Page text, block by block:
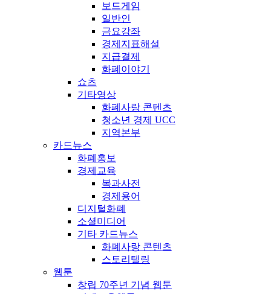
보드게임
일반인
금요강좌
경제지표해설
지급결제
화폐이야기
쇼츠
기타영상
화폐사랑 콘텐츠
청소년 경제 UCC
지역본부
카드뉴스
화폐홍보
경제교육
복과사전
경제용어
디지털화폐
소셜미디어
기타 카드뉴스
화폐사랑 콘텐츠
스토리텔링
웹툰
창립 70주년 기념 웹툰